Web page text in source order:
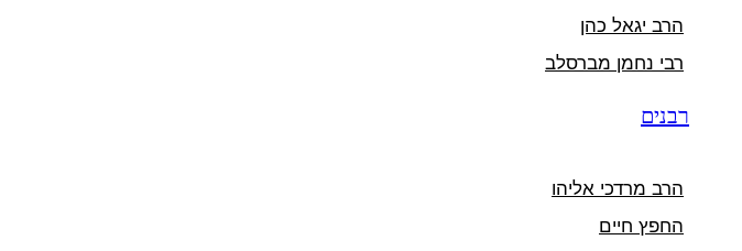
הרב יגאל כהן
רבי נחמן מברסלב
רבנים
הרב מרדכי אליהו
החפץ חיים